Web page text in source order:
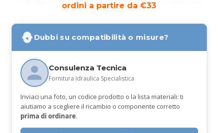
ordini a partire da €33
Dubbi su compatibilità o misure?
Consulenza Tecnica
Fornitura Idraulica Specialistica
Inviaci una foto, un codice prodotto o la lista materiali: ti
aiutiamo a scegliere il ricambio o componente corretto
prima di ordinare.